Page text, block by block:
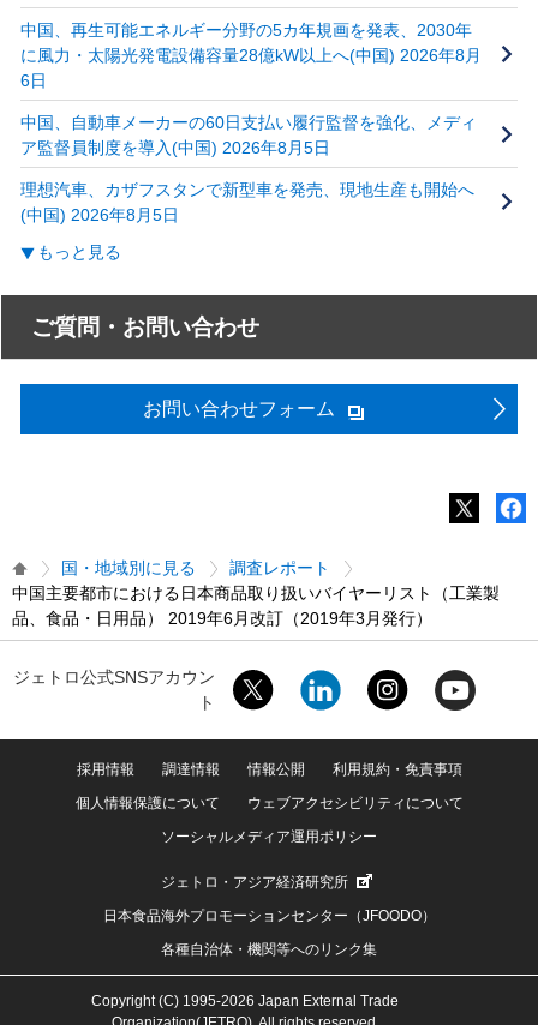
中国、再生可能エネルギー分野の5カ年規画を発表、2030年
に風力・太陽光発電設備容量28億kW以上へ(中国) 2026年8月
6日
中国、自動車メーカーの60日支払い履行監督を強化、メディ
ア監督員制度を導入(中国) 2026年8月5日
理想汽車、カザフスタンで新型車を発売、現地生産も開始へ
(中国) 2026年8月5日
もっと見る
ご質問・お問い合わせ
お問い合わせフォーム
国・地域別に見る
調査レポート
中国主要都市における日本商品取り扱いバイヤーリスト（工業製
品、食品・日用品） 2019年6月改訂（2019年3月発行）
ジェトロ公式SNSアカウン
ト
採用情報 調達情報 情報公開
利用規約・免責事項
個人情報保護について
ウェブアクセシビリティについて
ソーシャルメディア運用ポリシー
ジェトロ・アジア経済研究所
日本食品海外プロモーションセンター（JFOODO）
各種自治体・機関等へのリンク集
Copyright (C) 1995-2026 Japan External Trade